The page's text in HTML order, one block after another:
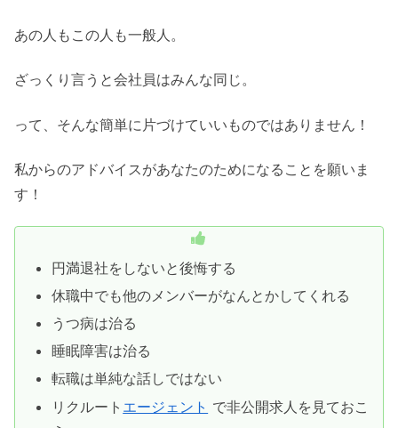
あの人もこの人も一般人。
ざっくり言うと会社員はみんな同じ。
って、そんな簡単に片づけていいものではありません！
私からのアドバイスがあなたのためになることを願いま
す！
円満退社をしないと後悔する
休職中でも他のメンバーがなんとかしてくれる
うつ病は治る
睡眠障害は治る
転職は単純な話しではない
リクルート エージェント で非公開求人を見ておこ